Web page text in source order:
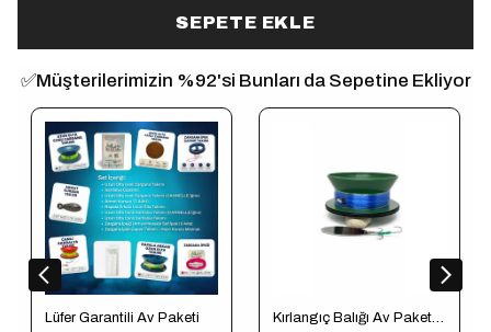
SEPETE EKLE
✅Müşterilerimizin %92'si Bunları da Sepetine Ekliyor
Lüfer Garantili Av Paketi Kırlangıç Balığı Av Paketi (Tekne için)